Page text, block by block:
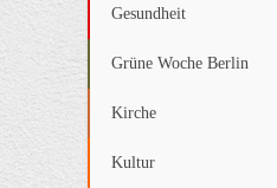
Gesundheit
Grüne Woche Berlin
Kirche
Kultur